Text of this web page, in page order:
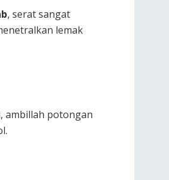
, serat sangat
lemak
, ambillah potongan